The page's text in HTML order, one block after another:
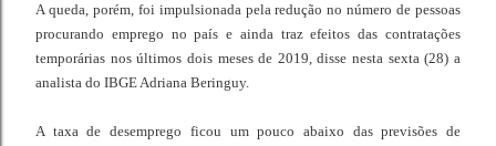
A queda, porém, foi impulsionada pela redução no número de pessoas
procurando emprego no país e ainda traz efeitos das contratações
temporárias nos últimos dois meses de 2019, disse nesta sexta (28) a
analista do IBGE Adriana Beringuy.
A taxa de desemprego ficou um pouco abaixo das previsões de